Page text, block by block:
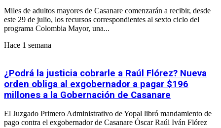
Miles de adultos mayores de Casanare comenzarán a recibir, desde
este 29 de julio, los recursos correspondientes al sexto ciclo del
programa Colombia Mayor, una...
Hace 1 semana
¿Podrá la justicia cobrarle a Raúl Flórez? Nueva
orden obliga al exgobernador a pagar $196
millones a la Gobernación de Casanare
El Juzgado Primero Administrativo de Yopal libró mandamiento de
pago contra el exgobernador de Casanare Óscar Raúl Iván Flórez